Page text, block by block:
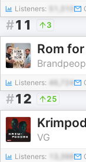
Listeners:
#11 3
Rom
Listeners: 46,724
#12 25
VG
Listeners: